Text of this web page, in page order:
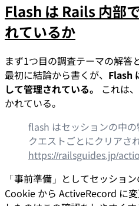
Flash は Rails 内部
れているか
まず1つ目の調査テーマの解答
最初に結論から書くが、 Flash
して管理されている。
これは
かれている。
flash はセッションの中
クエストごとにクリアさ
https://railsguides.jp/
「事前準備」としてセッショ
Cookie から ActiveRecord に